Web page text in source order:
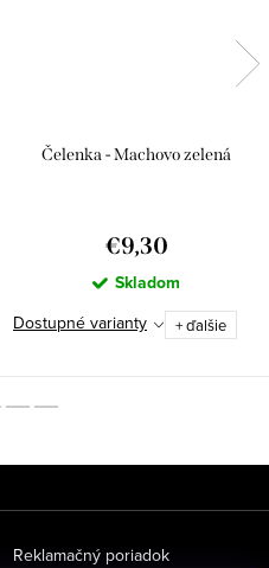
Čelenka - Machovo zelená
€9,30
Skladom
Dostupné varianty + ďalšie
Reklamačný poriadok